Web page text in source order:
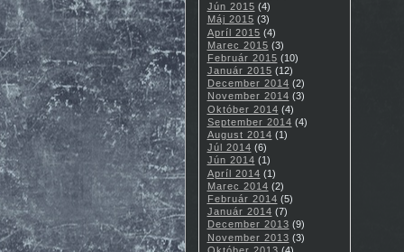
Jún 2015 (4)
Máj 2015 (3)
Apríl 2015 (4)
Marec 2015 (3)
Február 2015 (10)
Január 2015 (12)
December 2014 (2)
November 2014 (3)
Október 2014 (4)
September 2014 (4)
August 2014 (1)
Júl 2014 (6)
Jún 2014 (1)
Apríl 2014 (1)
Marec 2014 (2)
Február 2014 (5)
Január 2014 (7)
December 2013 (9)
November 2013 (3)